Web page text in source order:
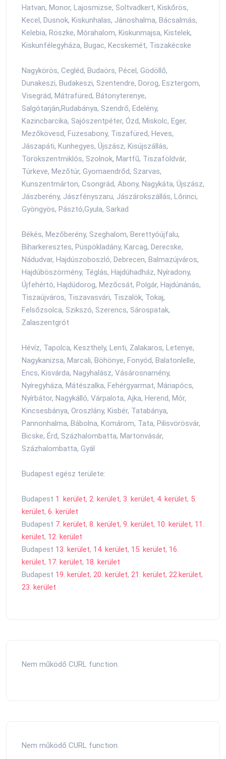
Hatvan, Monor, Lajosmizse, Soltvadkert, Kiskőrös,
Kecel, Dusnok, Kiskunhalas, Jánoshalma, Bácsalmás,
Kelebia, Röszke, Mórahalom, Kiskunmajsa, Kistelek,
Kiskunfélegyháza, Bugac, Kecskemét, Tiszakécske
Nagykörös, Cegléd, Budaörs, Pécel, Gödöllő,
Dunakeszi, Budakeszi, Szentendre, Dorog, Esztergom,
Visegrád, Mátrafüred, Bátonyterenye,
Salgótarján,Rudabánya, Szendrő, Edelény,
Kazincbarcika, Sajószentpéter, Ózd, Miskolc, Eger,
Mezőkövesd, Füzesabony, Tiszafüred, Heves,
Jászapáti, Kunhegyes, Újszász, Kisújszállás,
Törökszentmiklós, Szolnok, Martfű, Tiszaföldvár,
Túrkeve, Mezőtúr, Gyomaendrőd, Szarvas,
Kunszentmárton, Csongrád, Abony, Nagykáta, Újszász,
Jászberény, Jászfényszaru, Jászárokszállás, Lőrinci,
Gyöngyös, Pásztó,Gyula, Sarkad
Békés, Mezőberény, Szeghalom, Berettyóújfalu,
Biharkeresztes, Püspökladány, Karcag, Derecske,
Nádudvar, Hajdúszoboszló, Debrecen, Balmazújváros,
Hajdúböszörmény, Téglás, Hajdúhadház, Nyíradony,
Újfehértó, Hajdúdorog, Mezőcsát, Polgár, Hajdúnánás,
Tiszaújváros, Tiszavasvári, Tiszalök, Tokaj,
Felsőzsolca, Szikszó, Szerencs, Sárospatak,
Zalaszentgrót
Hévíz, Tapolca, Keszthely, Lenti, Zalakaros, Letenye,
Nagykanizsa, Marcali, Böhönye, Fonyód, Balatonlelle,
Encs, Kisvárda, Nagyhalász, Vásárosnamény,
Nyíregyháza, Mátészalka, Fehérgyarmat, Máriapócs,
Nyírbátor, Nagykálló, Várpalota, Ajka, Herend, Mór,
Kincsesbánya, Oroszlány, Kisbér, Tatabánya,
Pannonhalma, Bábolna, Komárom, Tata, Pilisvörösvár,
Bicske, Érd, Százhalombatta, Martonvásár,
Százhalombatta, Gyál
Budapest egész területe:
Budapest 1. kerület, 2. kerület, 3. kerület, 4. kerület, 5.
kerület, 6. kerület
Budapest 7. kerület, 8. kerület, 9. kerület, 10. kerület, 11.
kerület, 12. kerület
Budapest 13. kerület, 14. kerület, 15. kerület, 16.
kerület, 17. kerület, 18. kerület
Budapest 19. kerület, 20. kerület, 21. kerület, 22.kerület,
23. kerület
Nem működő CURL function.
Nem működő CURL function.